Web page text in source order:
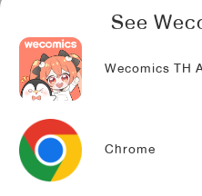
See
Wecomics TH
Chrome